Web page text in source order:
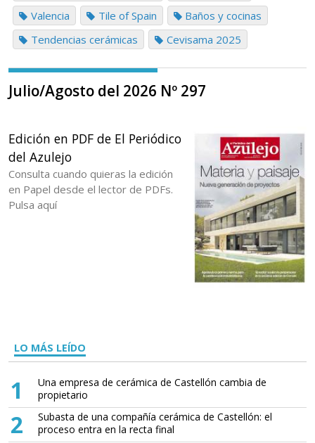
Valencia
Tile of Spain
Baños y cocinas
Tendencias cerámicas
Cevisama 2025
Julio/Agosto del 2026 Nº 297
Edición en PDF de El Periódico
del Azulejo
Consulta cuando quieras la edición
en Papel desde el lector de PDFs.
Pulsa aquí
LO MÁS LEÍDO
1
Una empresa de cerámica de Castellón cambia de
propietario
2
Subasta de una compañía cerámica de Castellón: el
proceso entra en la recta final